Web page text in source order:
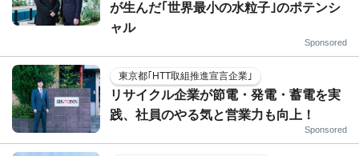
が生んだ｢世界最小の水粒子｣のポテンシ
ャル
Sponsored
東京都｢HTT取組推進宣言企業｣
リサイクル企業が節電・発電・蓄電を実
践、社員のやる気と営業力も向上！
Sponsored